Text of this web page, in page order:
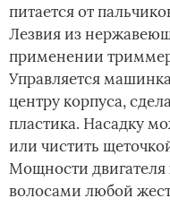
питается от
Лезвия из
применении
Управляется
центру корпуса,
пластика. Насадку
или чистить
Мощности двигателя
волосами любой